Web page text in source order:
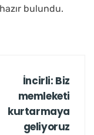
bulundu.
İncirli: Biz
memleketi
kurtarmaya
geliyoruz